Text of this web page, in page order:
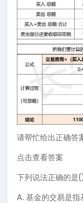
请帮忙给出正确答
点击查看答案
下列说法正确的是()
A. 基金的交易是指